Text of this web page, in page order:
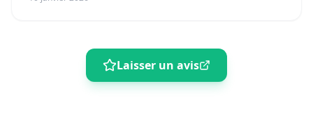
Laisser un avis